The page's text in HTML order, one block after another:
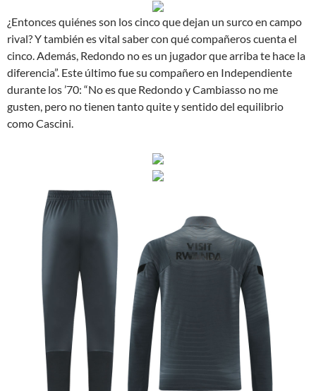
¿Entonces quiénes son los cinco que dejan un surco en campo
rival? Y también es vital saber con qué compañeros cuenta el
cinco. Además, Redondo no es un jugador que arriba te hace la
diferencia”. Este último fue su compañero en Independiente
durante los ’70: “No es que Redondo y Cambiasso no me
gusten, pero no tienen tanto quite y sentido del equilibrio
como Cascini.